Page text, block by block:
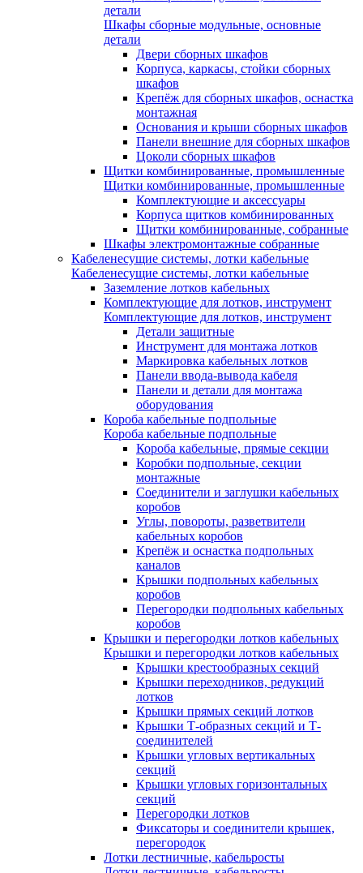
детали
Шкафы сборные модульные, основные
детали
Двери сборных шкафов
Корпуса, каркасы, стойки сборных
шкафов
Крепёж для сборных шкафов, оснастка
монтажная
Основания и крыши сборных шкафов
Панели внешние для сборных шкафов
Цоколи сборных шкафов
Щитки комбинированные, промышленные
Щитки комбинированные, промышленные
Комплектующие и аксессуары
Корпуса щитков комбинированных
Щитки комбинированные, собранные
Шкафы электромонтажные собранные
Кабеленесущие системы, лотки кабельные
Кабеленесущие системы, лотки кабельные
Заземление лотков кабельных
Комплектующие для лотков, инструмент
Комплектующие для лотков, инструмент
Детали защитные
Инструмент для монтажа лотков
Маркировка кабельных лотков
Панели ввода-вывода кабеля
Панели и детали для монтажа
оборудования
Короба кабельные подпольные
Короба кабельные подпольные
Короба кабельные, прямые секции
Коробки подпольные, секции
монтажные
Соединители и заглушки кабельных
коробов
Углы, повороты, разветвители
кабельных коробов
Крепёж и оснастка подпольных
каналов
Крышки подпольных кабельных
коробов
Перегородки подпольных кабельных
коробов
Крышки и перегородки лотков кабельных
Крышки и перегородки лотков кабельных
Крышки крестообразных секций
Крышки переходников, редукций
лотков
Крышки прямых секций лотков
Крышки Т-образных секций и Т-
соединителей
Крышки угловых вертикальных
секций
Крышки угловых горизонтальных
секций
Перегородки лотков
Фиксаторы и соединители крышек,
перегородок
Лотки лестничные, кабельросты